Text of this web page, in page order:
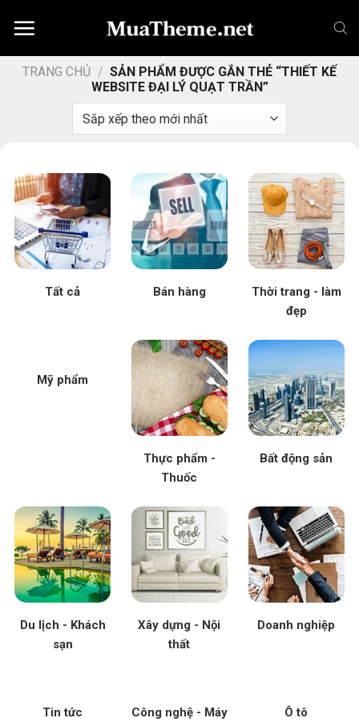
đến
dungTRANG CHỦ / SẢN PHẨM ĐƯỢC GẮN THẺ “THIẾT KẾ
WEBSITE ĐẠI LÝ QUẠT TRẦN”
Tất cả Bán hàng
Thời trang - làm
đẹp
Mỹ phẩm
Thực phẩm -
Thuốc
Bất động sản
Du lịch - Khách
sạn
Xây dựng - Nội
thất
Doanh nghiệp
Tin tức
Công nghệ - Máy
Ô tô